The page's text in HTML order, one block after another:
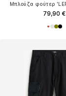
Μπλούζα φούτερ
79,90 €